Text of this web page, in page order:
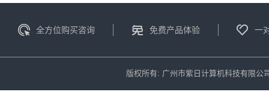
全方位购买咨询 免费产品体验 一
版权所有: 广州市紫日计算机科技有限公